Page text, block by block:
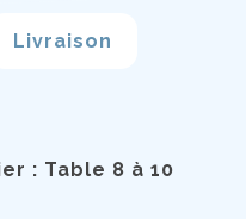
Livraison
: Table 8 à 10